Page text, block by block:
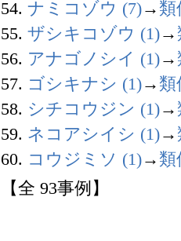
54. ナミコゾウ (7)→ 類
55. ザシキコゾウ (1)→
56. アナゴノシイ (1)→
57. ゴシキナシ (1)→ 類
58. シチコウジン (1)→
59. ネコアシイシ (1)→
60. コウジミソ (1)→ 類
【全 93事例】